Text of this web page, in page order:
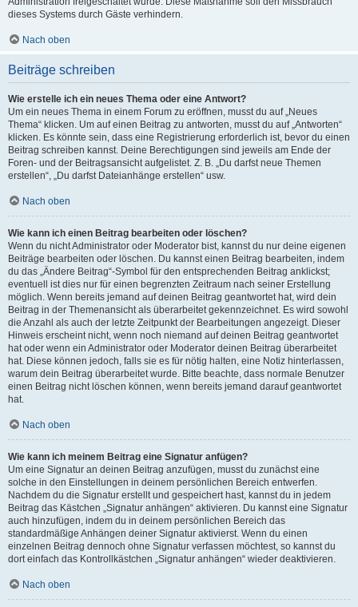
dieses Systems durch Gäste verhindern.
Nach oben
Beiträge schreiben
Wie erstelle ich ein neues Thema oder eine Antwort?
Um ein neues Thema in einem Forum zu eröffnen, musst du auf „Neues
Thema“ klicken. Um auf einen Beitrag zu antworten, musst du auf „Antworten“
klicken. Es könnte sein, dass eine Registrierung erforderlich ist, bevor du einen
Beitrag schreiben kannst. Deine Berechtigungen sind jeweils am Ende der
Foren- und der Beitragsansicht aufgelistet. Z. B. „Du darfst neue Themen
erstellen“, „Du darfst Dateianhänge erstellen“ usw.
Nach oben
Wie kann ich einen Beitrag bearbeiten oder löschen?
Wenn du nicht Administrator oder Moderator bist, kannst du nur deine eigenen
Beiträge bearbeiten oder löschen. Du kannst einen Beitrag bearbeiten, indem
du das „Ändere Beitrag“-Symbol für den entsprechenden Beitrag anklickst;
eventuell ist dies nur für einen begrenzten Zeitraum nach seiner Erstellung
möglich. Wenn bereits jemand auf deinen Beitrag geantwortet hat, wird dein
Beitrag in der Themenansicht als überarbeitet gekennzeichnet. Es wird sowohl
die Anzahl als auch der letzte Zeitpunkt der Bearbeitungen angezeigt. Dieser
Hinweis erscheint nicht, wenn noch niemand auf deinen Beitrag geantwortet
hat oder wenn ein Administrator oder Moderator deinen Beitrag überarbeitet
hat. Diese können jedoch, falls sie es für nötig halten, eine Notiz hinterlassen,
warum dein Beitrag überarbeitet wurde. Bitte beachte, dass normale Benutzer
einen Beitrag nicht löschen können, wenn bereits jemand darauf geantwortet
hat.
Nach oben
Wie kann ich meinem Beitrag eine Signatur anfügen?
Um eine Signatur an deinen Beitrag anzufügen, musst du zunächst eine
solche in den Einstellungen in deinem persönlichen Bereich entwerfen.
Nachdem du die Signatur erstellt und gespeichert hast, kannst du in jedem
Beitrag das Kästchen „Signatur anhängen“ aktivieren. Du kannst eine Signatur
auch hinzufügen, indem du in deinem persönlichen Bereich das
standardmäßige Anhängen deiner Signatur aktivierst. Wenn du einen
einzelnen Beitrag dennoch ohne Signatur verfassen möchtest, so kannst du
dort einfach das Kontrollkästchen „Signatur anhängen“ wieder deaktivieren.
Nach oben